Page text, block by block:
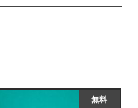
無料